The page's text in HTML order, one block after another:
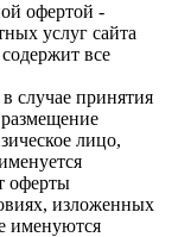
офертой -
услуг сайта
все
случае принятия
лицо,
оферты
изложенных
именуются